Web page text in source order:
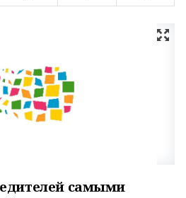
самыми